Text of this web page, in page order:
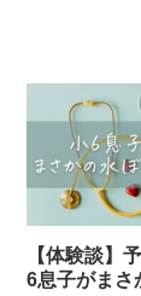
【体験談】
6息子がまさ